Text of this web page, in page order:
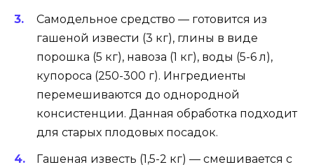
Самодельное средство — готовится из
гашеной извести (3 кг), глины в виде
порошка (5 кг), навоза (1 кг), воды (5-6 л),
купороса (250-300 г). Ингредиенты
перемешиваются до однородной
консистенции. Данная обработка подходит
для старых плодовых посадок.
Гашеная известь (1,5-2 кг) — смешивается с